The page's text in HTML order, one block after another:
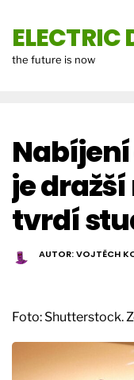
ELECTRIC
the future is now
je
tvrdí
AUTOR:VOJTĚCH
Foto: Shutterstock.